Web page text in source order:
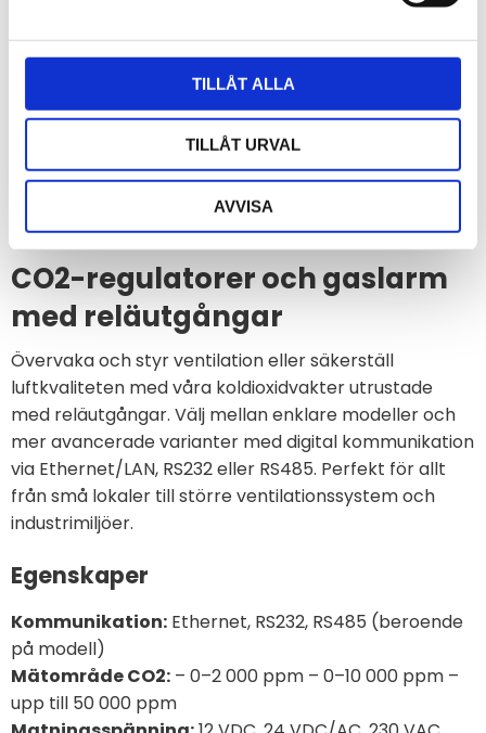
TILLÅT ALLA
TILLÅT URVAL
AVVISA
Gaslarm/Gasdetektor CO2
(koldioxid) med mätområde
7 950kr
INFO
CO2-regulatorer och gaslarm
med reläutgångar
Övervaka och styr ventilation eller säkerställ
luftkvaliteten med våra koldioxidvakter utrustade
med reläutgångar. Välj mellan enklare modeller och
mer avancerade varianter med digital kommunikation
via Ethernet/LAN, RS232 eller RS485. Perfekt för allt
från små lokaler till större ventilationssystem och
industrimiljöer.
Egenskaper
Kommunikation: Ethernet, RS232, RS485 (beroende
på modell)
Mätområde CO2: – 0–2 000 ppm – 0–10 000 ppm –
upp till 50 000 ppm